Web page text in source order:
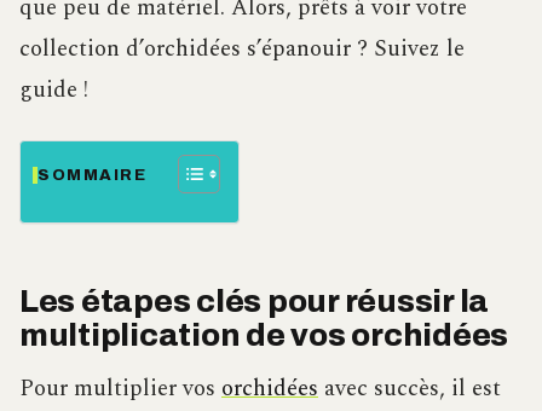
que peu de matériel. Alors, prêts à voir votre
collection d’orchidées s’épanouir ? Suivez le
guide !
SOMMAIRE
Les étapes clés pour réussir la
multiplication de vos orchidées
Pour multiplier vos orchidées avec succès, il est